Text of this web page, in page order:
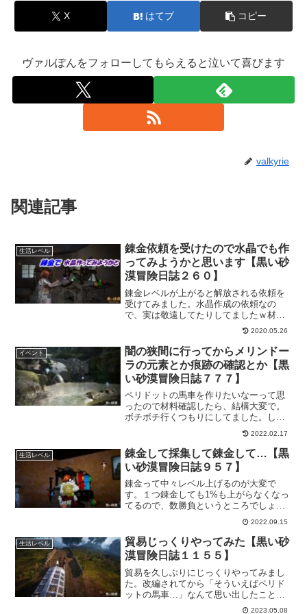
X はてブ コピー
ヴァルぽんをフォローしてもらえると泣いて喜びます
valkyrie
関連記事
生活レベル
錬金依頼を受けたので水晶でも作
ってみようかと思います【黒い砂
漠冒険日誌２６０】
錬金レベルが上がると解放される依頼を
受けてみました。水晶作成の依頼なの
で、実は敬遠してたりしてましたｗ材料
が面倒かな？と思ってたのもあったので
すが、放っておくのももったいないと思
ったので、とりあえず受けておきまし
た。
2020.05.26
イベント
闇の狭間に行ってからメリンドー
ラの元素とか痕跡の確認とか【黒
い砂漠冒険日誌７７７】
ペリドットの馬車を作りたいなーって思
ったので材料確認したら、結構大変で。
ボチボチ行くつもりにしてました。した
ら、闇の狭間イベントボスが湧いたので
サクッと倒してから、痕跡がどこで取れ
るとかの確認してました。どちらにして
も、時間かかるよコレ…。
2022.02.17
生活レベル
錬金して採集して錬金して…【黒
い砂漠冒険日誌９５７】
錬金って中々レベル上げるのが大変で
す。１つ錬金しても1%も上がらなくなっ
てるので、数勝負というところでしょう
か。必要なアイテム集めとか考えてたり
してたら、何となく「今、錬金できるこ
と」が見えてきたので、まとめておこう
と思います。
2022.09.15
生活レベル
貿易じっくりやってみた【黒い砂
漠冒険日誌１１５５】
貿易を久しぶりにじっくりやってみまし
た。改編されてから「そういえばペリド
ットの馬車…」なんて思い出したことも
あったり、職人になったのでその後どれ
2023.05.08